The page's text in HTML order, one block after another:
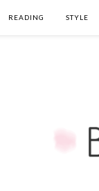
READING STYLE